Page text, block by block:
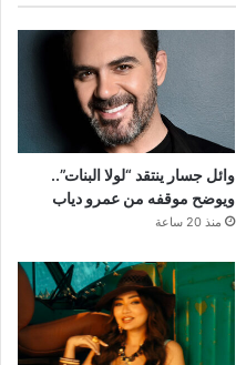
وائل جسار ينتقد “لولا البنات”..
ويوضح موقفه من عمرو دياب
منذ 20 ساعة